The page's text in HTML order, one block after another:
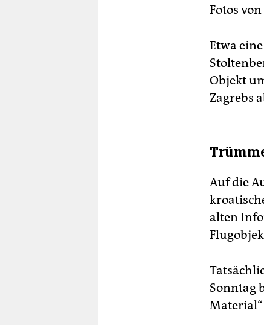
Fotos
Etwa
Objekt
Zagrebs
Auf die
alten
Sonntag